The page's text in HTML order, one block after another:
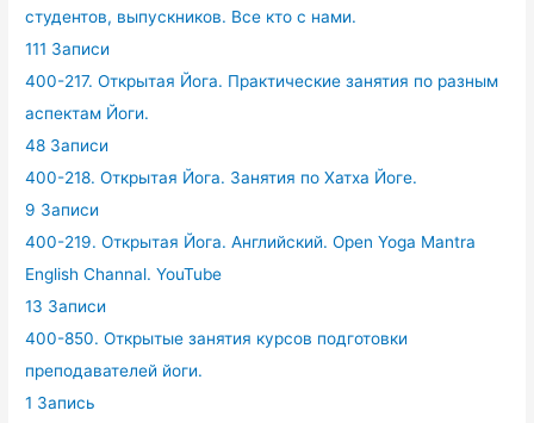
студентов, выпускников. Все кто с нами.
111 Записи
400-217. Открытая Йога. Практические занятия по разным
аспектам Йоги.
48 Записи
400-218. Открытая Йога. Занятия по Хатха Йоге.
9 Записи
400-219. Открытая Йога. Английский. Open Yoga Mantra
English Channal. YouTube
13 Записи
400-850. Открытые занятия курсов подготовки
преподавателей йоги.
1 Запись